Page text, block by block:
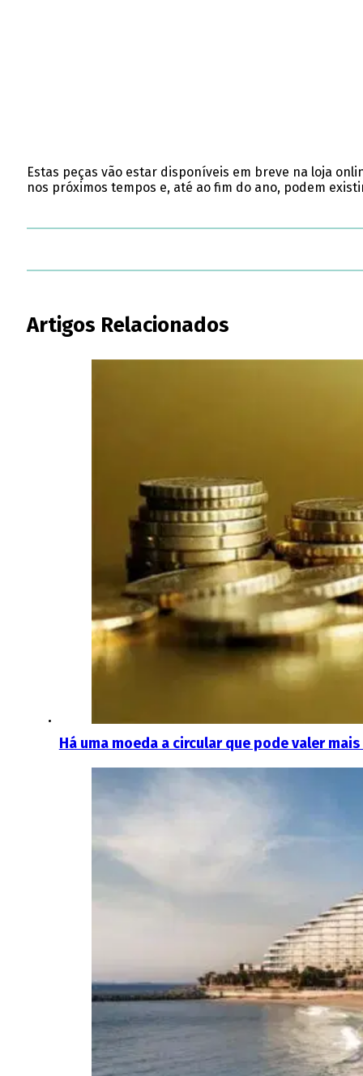
Estas peças vão estar disponíveis em breve na loja
nos próximos tempos e, até ao fim do ano, podem
Artigos Relacionados
Há uma moeda a circular que pode valer